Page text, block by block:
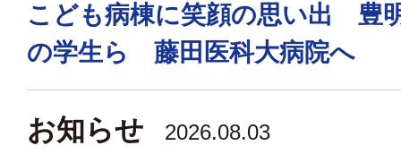
こども病棟に笑顔の思い出 豊
の学生ら 藤田医科大病院へ
お知らせ
2026.08.03